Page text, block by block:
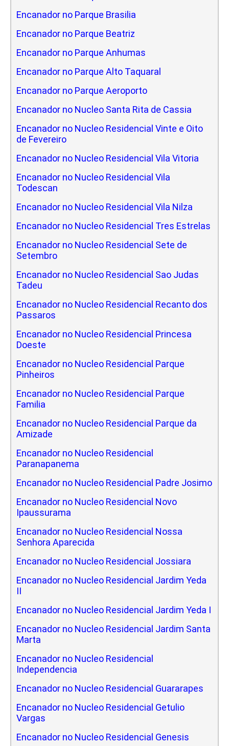
Encanador no Parque Brasilia
Encanador no Parque Beatriz
Encanador no Parque Anhumas
Encanador no Parque Alto Taquaral
Encanador no Parque Aeroporto
Encanador no Nucleo Santa Rita de Cassia
Encanador no Nucleo Residencial Vinte e Oito
de Fevereiro
Encanador no Nucleo Residencial Vila Vitoria
Encanador no Nucleo Residencial Vila
Todescan
Encanador no Nucleo Residencial Vila Nilza
Encanador no Nucleo Residencial Tres Estrelas
Encanador no Nucleo Residencial Sete de
Setembro
Encanador no Nucleo Residencial Sao Judas
Tadeu
Encanador no Nucleo Residencial Recanto dos
Passaros
Encanador no Nucleo Residencial Princesa
Doeste
Encanador no Nucleo Residencial Parque
Pinheiros
Encanador no Nucleo Residencial Parque
Familia
Encanador no Nucleo Residencial Parque da
Amizade
Encanador no Nucleo Residencial
Paranapanema
Encanador no Nucleo Residencial Padre Josimo
Encanador no Nucleo Residencial Novo
Ipaussurama
Encanador no Nucleo Residencial Nossa
Senhora Aparecida
Encanador no Nucleo Residencial Jossiara
Encanador no Nucleo Residencial Jardim Yeda
II
Encanador no Nucleo Residencial Jardim Yeda I
Encanador no Nucleo Residencial Jardim Santa
Marta
Encanador no Nucleo Residencial
Independencia
Encanador no Nucleo Residencial Guararapes
Encanador no Nucleo Residencial Getulio
Vargas
Encanador no Nucleo Residencial Genesis